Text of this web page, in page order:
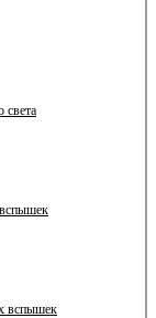
света
вспышек